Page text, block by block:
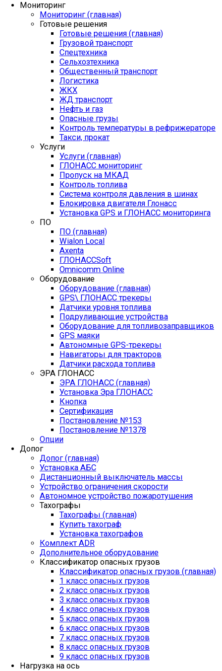
Мониторинг
Мониторинг (главная)
Готовые решения
Готовые решения (главная)
Грузовой транспорт
Спецтехника
Сельхозтехника
Общественный транспорт
Логистика
ЖКХ
ЖД транспорт
Нефть и газ
Опасные грузы
Контроль температуры в рефрижераторе
Такси, прокат
Услуги
Услуги (главная)
ГЛОНАСС мониторинг
Пропуск на МКАД
Контроль топлива
Система контроля давления в шинах
Блокировка двигателя Глонасс
Установка GPS и ГЛОНАСС мониторинга
ПО
ПО (главная)
Wialon Local
Axenta
ГЛОНАССSoft
Оmnicomm Оnline
Оборудование
Оборудование (главная)
GPS\ ГЛОНАСС трекеры
Датчики уровня топлива
Подруливающие устройства
Оборудование для топливозаправщиков
GPS маяки
Автономные GPS-трекеры
Навигаторы для тракторов
Датчики расхода топлива
ЭРА ГЛОНАСС
ЭРА ГЛОНАСС (главная)
Установка Эра ГЛОНАСС
Кнопка
Сертификация
Постановление №153
Постановление №1378
Опции
Допог
Допог (главная)
Установка АБС
Дистанционный выключатель массы
Устройство ограничения скорости
Автономное устройство пожаротушения
Тахографы
Тахографы (главная)
Купить тахограф
Установка тахографов
Комплект ADR
Дополнительное оборудование
Классификатор опасных грузов
Классификатор опасных грузов (главная)
1 класс опасных грузов
2 класс опасных грузов
3 класс опасных грузов
4 класс опасных грузов
5 класс опасных грузов
6 класс опасных грузов
7 класс опасных грузов
8 класс опасных грузов
9 класс опасных грузов
Нагрузка на ось